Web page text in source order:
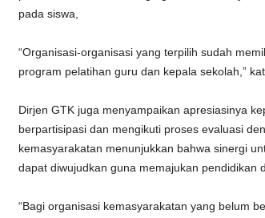
pada siswa,
“Organisasi-organisasi yang terpilih sudah
program pelatihan guru dan kepala sekolah,”
Dirjen GTK juga menyampaikan apresiasinya
berpartisipasi dan mengikuti proses evaluasi
kemasyarakatan menunjukkan bahwa sinergi
dapat diwujudkan guna memajukan pendidikan
“Bagi organisasi kemasyarakatan yang belum